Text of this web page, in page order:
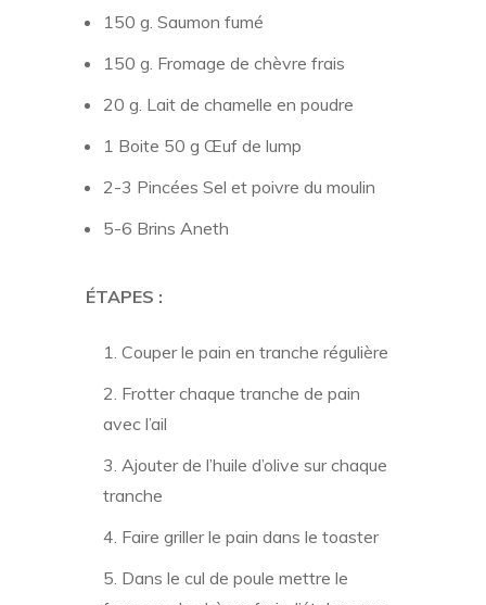
150 g. Saumon fumé
150 g. Fromage de chèvre frais
20 g. Lait de chamelle en poudre
1 Boite 50 g Œuf de lump
2-3 Pincées Sel et poivre du moulin
5-6 Brins Aneth
ÉTAPES :
Couper le pain en tranche régulière
Frotter chaque tranche de pain
avec l’ail
Ajouter de l’huile d’olive sur chaque
tranche
Faire griller le pain dans le toaster
Dans le cul de poule mettre le